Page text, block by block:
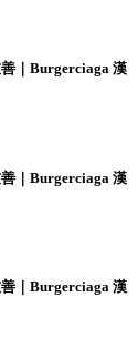
｜Burgerciaga 漢
｜Burgerciaga 漢
｜Burgerciaga 漢